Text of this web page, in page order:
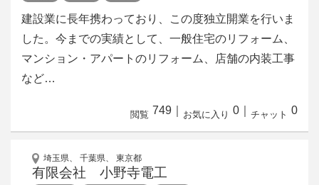
建設業に長年携わっており、この度独立開業を行いま
した。今までの実績として、一般住宅のリフォーム、
マンション・アパートのリフォーム、店舗の内装工事
など…
閲覧 749 お気に入り 0 チャット 0
埼玉県、 千葉県、 東京都
有限会社 小野寺電工